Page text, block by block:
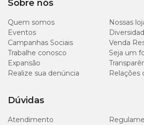
Sobre nós
Quem somos
Nossas
Eventos
Campanhas Sociais
Venda
Trabalhe conosco
Seja um
Expansão
Realize sua denúncia
Relações
Dúvidas
Atendimento